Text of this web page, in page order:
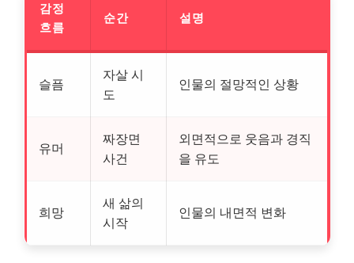
감정
흐름
순간 설명
슬픔
자살 시
도
인물의 절망적인 상황
유머
짜장면
사건
외면적으로 웃음과 경직
을 유도
희망
새 삶의
시작
인물의 내면적 변화